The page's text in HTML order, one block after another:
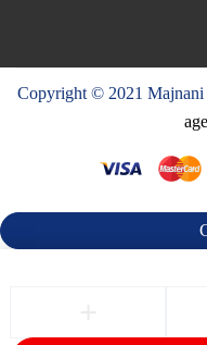
Copyright © 2021 Majnani